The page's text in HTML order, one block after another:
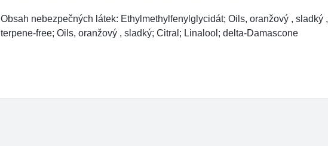
Obsah nebezpečných látek: Ethylmethylfenylglycidát; Oils, oranžový , sladký ,
terpene-free; Oils, oranžový , sladký; Citral; Linalool; delta-Damascone